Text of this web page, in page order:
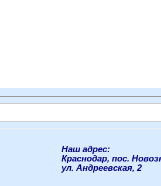
Наш адрес:
Краснодар, пос.
ул. Андреевская, 2